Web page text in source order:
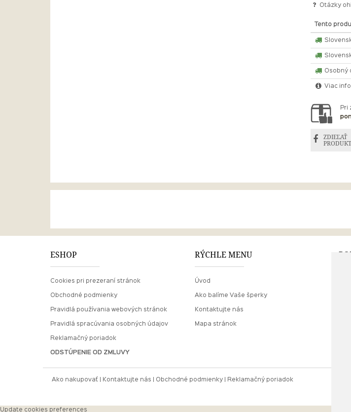
Otázky
Tento
Osobný
Viac
Pri
ZDIEĽAŤ
PRODUKT
ESHOP
Cookies pri prezeraní stránok
Obchodné podmienky
Pravidlá používania webových stránok
Pravidlá spracúvania osobných údajov
Reklamačný poriadok
ODSTÚPENIE OD ZMLUVY
RÝCHLE MENU
Úvod
Ako balíme Vaše šperky
Kontaktujte nás
Mapa stránok
Ako nakupovať Kontaktujte nás Obchodné podmienky Reklamačný poriadok
Update cookies preferences